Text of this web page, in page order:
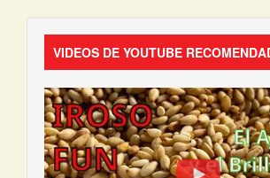
VIDEOS DE YOUTUBE